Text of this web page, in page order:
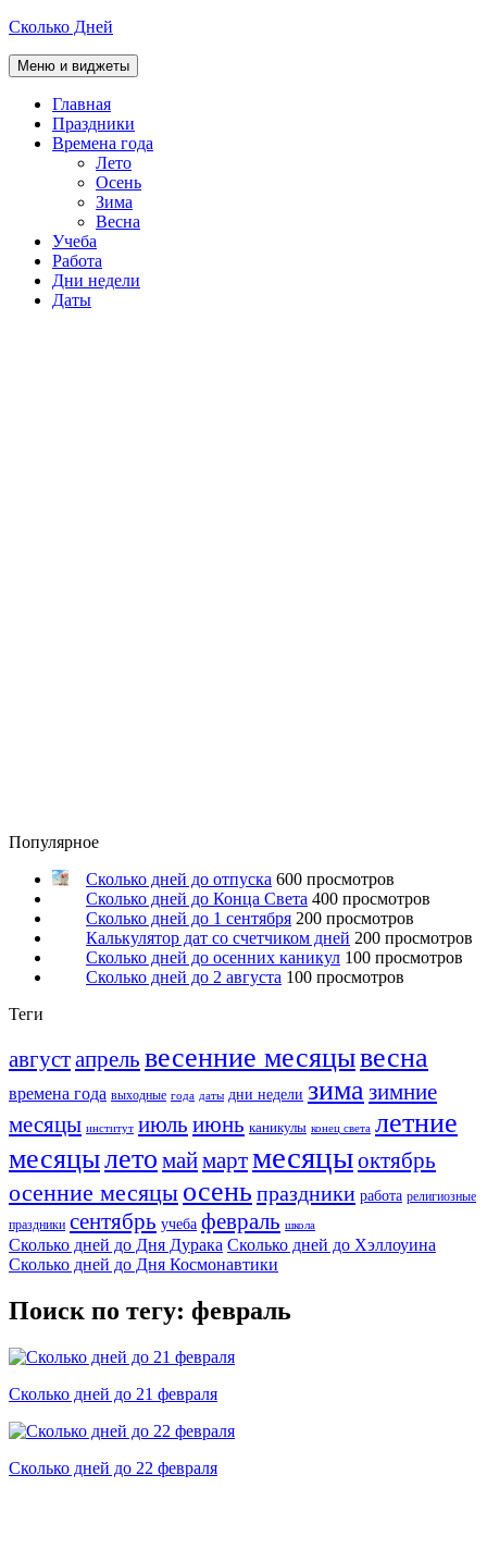
Перейти
содержимому
Сколько Дней
Меню и виджеты
Главная
Праздники
Времена года
Лето
Осень
Зима
Весна
Учеба
Работа
Дни недели
Даты
Популярное
Сколько дней до отпуска 600 просмотров
Сколько дней до Конца Света 400 просмотров
Сколько дней до 1 сентября 200 просмотров
Калькулятор дат со счетчиком дней 200 просмотров
Сколько дней до осенних каникул 100 просмотров
Сколько дней до 2 августа 100 просмотров
Теги
августапрель весенние месяцывесна
времена года выходные года даты дни недели зимазимние
месяцы институт июль июнь каникулы конец света летние
месяцылето маймартмесяцыоктябрь
осенние месяцы осень праздники работа религиозные
праздники сентябрь учеба февраль школа
Сколько дней до Дня Дурака Сколько дней до Хэллоуина
Сколько дней до Дня Космонавтики
Поиск по тегу: февраль
Сколько дней до 21 февраля
Сколько дней до 22 февраля